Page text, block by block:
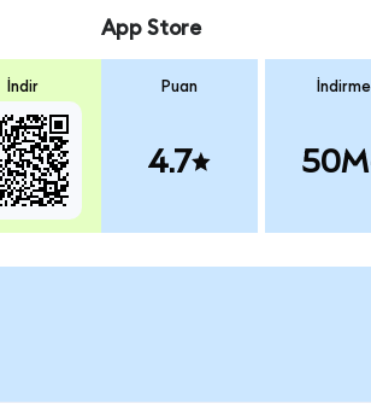
İndir
App Store
Puan
4.7
İndirme